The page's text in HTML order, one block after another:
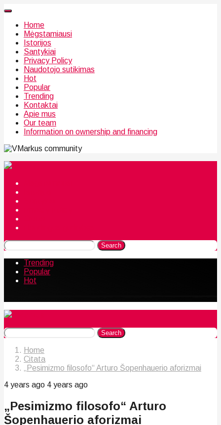
Home
Mėgstamiausi
Istorijos
Santykiai
Privacy Policy
Naudotojo sutikimas
Hot
Popular
Trending
Kontaktai
Apie mus
Our team
Information on ownership and financing
community
Search
Trending
Popular
Hot
Search
Home
Citata
„Pesimizmo filosofo“ Arturo Šopenhauerio aforizmai
4 years ago 4 years ago
„Pesimizmo filosofo“ Arturo
Šopenhauerio aforizmai